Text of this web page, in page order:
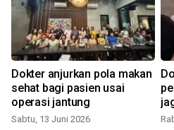
Dokter anjurkan pola makan
sehat bagi pasien usai
operasi jantung
Sabtu, 13 Juni 2026